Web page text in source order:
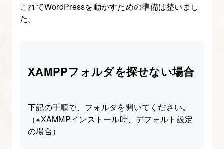
これでWordPressを動かすための準備は整いまし
た。
XAMPPフォルダを探せない場合
下記の手順で、フォルダを開いてください。
（※XAMMPインストール時、デフォルト設定
の場合）